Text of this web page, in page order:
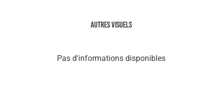
Autres visuels
Pas d'informations disponibles